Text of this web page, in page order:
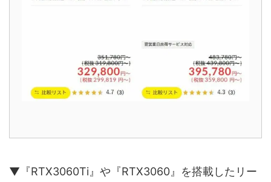
▼『RTX3060Ti』や『RTX3060』を搭載したリー